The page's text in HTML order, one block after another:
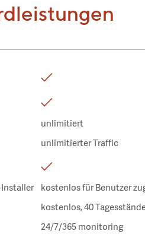
unlimitiert
unlimitierter Traffic
Installer
kostenlos für Benutzer
kostenlos, 40
24/7/365 monitoring